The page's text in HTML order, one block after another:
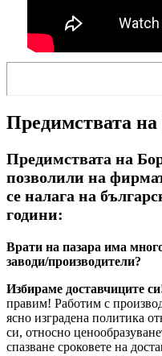
Предимствата
Предимствата на
позволили на
се налага на
години:
Врати на пазара има
заводи/производители?
Избираме доставчиците
правим! Работим с
ясно изградена политика
си, относно
спазване сроковете на